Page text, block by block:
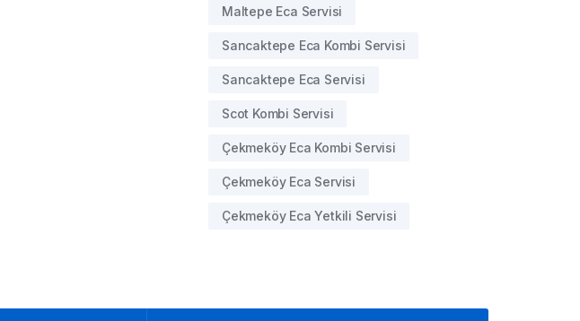
Maltepe Eca Servisi
Sancaktepe Eca Kombi Servisi
Sancaktepe Eca Servisi
Scot Kombi Servisi
Çekmeköy Eca Kombi Servisi
Çekmeköy Eca Servisi
Çekmeköy Eca Yetkili Servisi